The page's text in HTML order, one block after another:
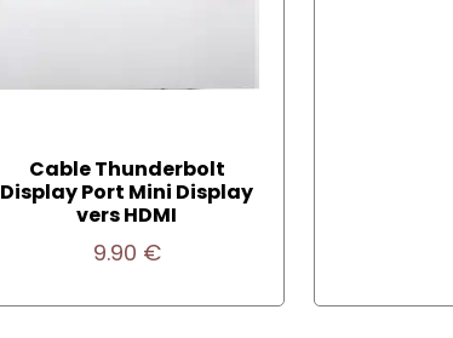
Cable Thunderbolt
Display Port Mini Display
vers HDMI
9.90 €